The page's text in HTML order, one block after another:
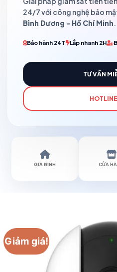
24/7 với công nghệ bảo
Bình Dương - Hồ Chí Minh.
Bảo hành 24T Lắp nhanh 2H
TƯ VẤN
GIA ĐÌNH CỬA
Giảm giá!